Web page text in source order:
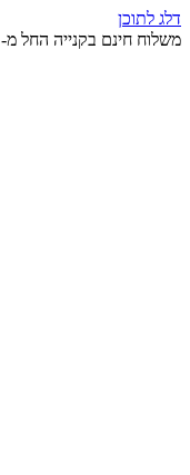
דלג לתוכן
משלוח חינם בקנייה החל מ- 299₪ | קיימים מגוון מוצרים שעדיין לא באתר ומחכים לכם בחנות 😉​